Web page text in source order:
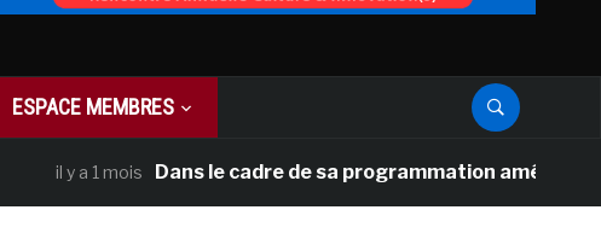
ESPACE MEMBRES
il y a 1 mois Dans le cadre de sa programmation américaine,